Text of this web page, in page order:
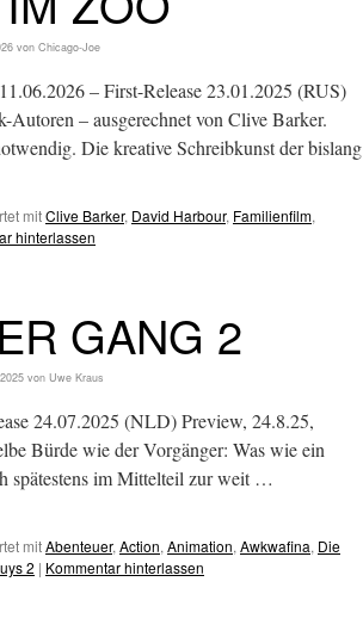
von Chicago-Joe
– First-Release 23.01.2025 (RUS)
– ausgerechnet von Clive Barker.
Die kreative Schreibkunst der bislang
mitClive Barker, David Harbour, Familienfilm,
hinterlassen
GANG 2
von Uwe Kraus
24.07.2025 (NLD) Preview, 24.8.25,
Bürde wie der Vorgänger: Was wie ein
spätestens im Mittelteil zur weit …
mitAbenteuer, Action, Animation, Awkwafina, Die
2 | Kommentar hinterlassen